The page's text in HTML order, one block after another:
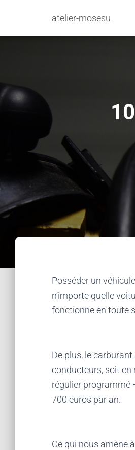
atelier-mosesu
Posséder un
n’importe quelle
fonctionne en toute
De plus, le
conducteurs, soit en
régulier programmé
700 euros par an.
Ce qui nous amène